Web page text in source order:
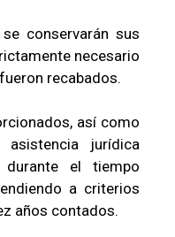
conservarán sus
necesario
recabados.
así como
jurídica
durante el tiempo
a criterios
años contados.